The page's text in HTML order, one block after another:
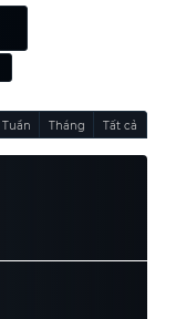
Tuần Tháng Tất cả